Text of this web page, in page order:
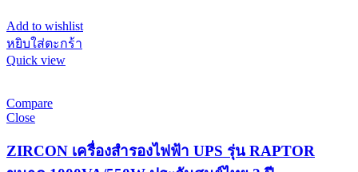
Add to wishlist
หยิบใส่ตะกร้า
Quick view
Compare
Close
ZIRCON เครื่องสำรองไฟฟ้า UPS รุ่น RAPTOR